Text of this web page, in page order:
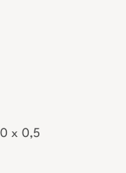
x 0,5